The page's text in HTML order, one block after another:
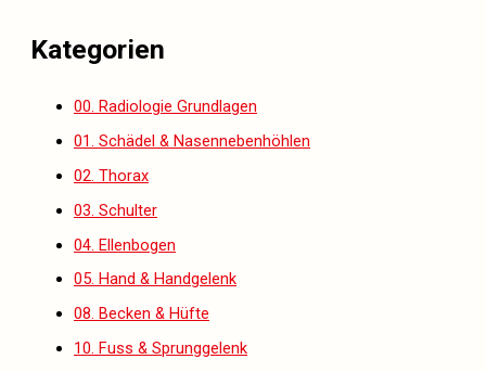
Kategorien
00. Radiologie Grundlagen
01. Schädel & Nasennebenhöhlen
02. Thorax
03. Schulter
04. Ellenbogen
05. Hand & Handgelenk
08. Becken & Hüfte
10. Fuss & Sprunggelenk